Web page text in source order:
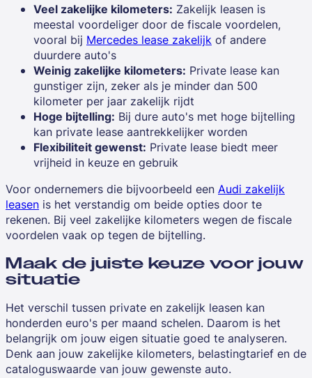
Veel zakelijke kilometers: Zakelijk leasen is
meestal voordeliger door de fiscale voordelen,
vooral bij Mercedes lease zakelijk of andere
duurdere auto's
Weinig zakelijke kilometers: Private lease kan
gunstiger zijn, zeker als je minder dan 500
kilometer per jaar zakelijk rijdt
Hoge bijtelling: Bij dure auto's met hoge bijtelling
kan private lease aantrekkelijker worden
Flexibiliteit gewenst: Private lease biedt meer
vrijheid in keuze en gebruik
Voor ondernemers die bijvoorbeeld een Audi zakelijk
leasen is het verstandig om beide opties door te
rekenen. Bij veel zakelijke kilometers wegen de fiscale
voordelen vaak op tegen de bijtelling.
Maak de juiste keuze voor jouw
situatie
Het verschil tussen private en zakelijk leasen kan
honderden euro's per maand schelen. Daarom is het
belangrijk om jouw eigen situatie goed te analyseren.
Denk aan jouw zakelijke kilometers, belastingtarief en de
cataloguswaarde van jouw gewenste auto.